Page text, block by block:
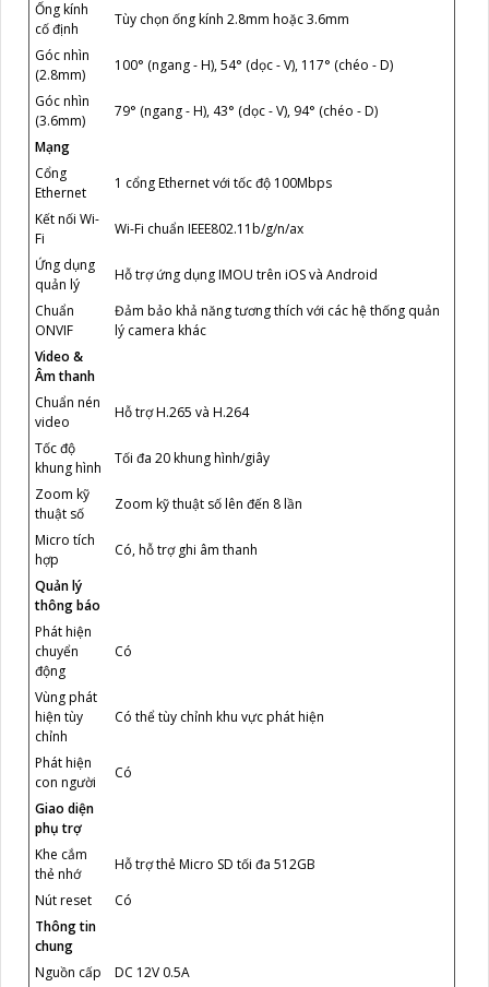
Ống kính
cố định
Tùy chọn ống kính 2.8mm hoặc 3.6mm
Góc nhìn
(2.8mm)
100° (ngang - H), 54° (dọc - V), 117° (chéo - D)
Góc nhìn
(3.6mm)
79° (ngang - H), 43° (dọc - V), 94° (chéo - D)
Mạng
Cổng
Ethernet
1 cổng Ethernet với tốc độ 100Mbps
Kết nối Wi-
Fi
Wi-Fi chuẩn IEEE802.11b/g/n/ax
Ứng dụng
quản lý
Hỗ trợ ứng dụng IMOU trên iOS và Android
Chuẩn
ONVIF
Đảm bảo khả năng tương thích với các hệ thống quản
lý camera khác
Video &
Âm thanh
Chuẩn nén
video
Hỗ trợ H.265 và H.264
Tốc độ
khung hình
Tối đa 20 khung hình/giây
Zoom kỹ
thuật số
Zoom kỹ thuật số lên đến 8 lần
Micro tích
hợp
Có, hỗ trợ ghi âm thanh
Quản lý
thông báo
Phát hiện
chuyển
động
Có
Vùng phát
hiện tùy
chỉnh
Có thể tùy chỉnh khu vực phát hiện
Phát hiện
con người
Có
Giao diện
phụ trợ
Khe cắm
thẻ nhớ
Hỗ trợ thẻ Micro SD tối đa 512GB
Nút reset
Có
Thông tin
chung
Nguồn cấp
DC 12V 0.5A